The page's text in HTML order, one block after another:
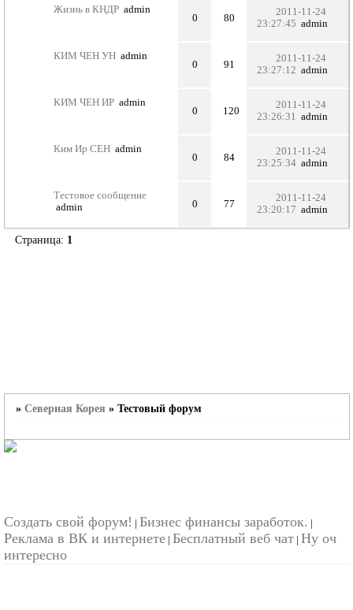
Жизнь в КНДР admin
0 80
2011-11-24
23:27:45 admin
КИМ ЧЕН УН admin
0 91
2011-11-24
23:27:12 admin
КИМ ЧЕН ИР admin
0 120
2011-11-24
23:26:31
admin
Ким Ир СЕН admin
0 84
2011-11-24
23:25:34 admin
Тестовое сообщение
admin
0 77
2011-11-24
23:20:17 admin
Страница: 1
» Северная Корея » Тестовый форум
Создать свой форум! | Бизнес финансы заработок. |
Реклама в ВК и интернете | Бесплатный веб чат | Ну оч
интересно